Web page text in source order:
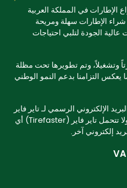
الإطارات في المملكة العربية
الإطارات سهلة ومريحة
عالية الجودة لتلبي احتياجات
المنصة سعودية 100% إدارتاً وتشغيلاً، وتم تطويرها تحت مظلة
العربية السعودية 2030، مما يعكس التزامنا بدعم النمو الوطني
الإلكتروني الرسمي لـ تاير فاير
(Tirefaster): info@tirefaster.com ولا تتحمل تاير فاير (Tirefaster) أي
إلكتروني آخر.